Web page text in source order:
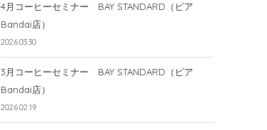
4月コーヒーセミナー BAY STANDARD（ピア
Bandai店）
2026.03.30
3月コーヒーセミナー BAY STANDARD（ピア
Bandai店）
2026.02.19